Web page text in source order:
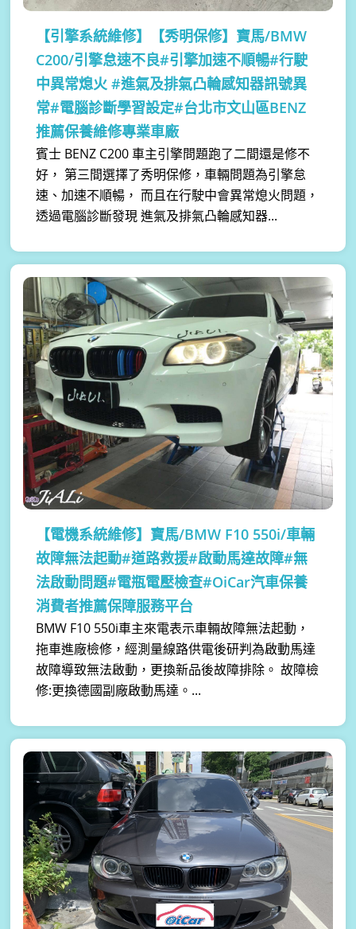
【引擎系統維修】
【秀明保修】寶馬/BMW
C200/引擎怠速不良#引擎加速不順暢#行駛
中異常熄火 #進氣及排氣凸輪感知器訊號異
常#電腦診斷學習設定#台北市文山區BENZ
推薦保養維修專業車廠
賓士 BENZ C200 車主引擎問題跑了二間還是修不
好， 第三間選擇了秀明保修，車輛問題為引擎怠
速、加速不順暢， 而且在行駛中會異常熄火問題，
透過電腦診斷發現 進氣及排氣凸輪感知器...
【電機系統維修】 寶馬/BMW F10 550i/車輛
故障無法起動#道路救援#啟動馬達故障#無
法啟動問題#電瓶電壓檢查#OiCar汽車保養
消費者推薦保障服務平台
BMW F10 550i車主來電表示車輛故障無法起動，
拖車進廠檢修，經測量線路供電後研判為啟動馬達
故障導致無法啟動， ​更換新品後故障排除。 故障檢
修:更換德國副廠啟動馬達。...